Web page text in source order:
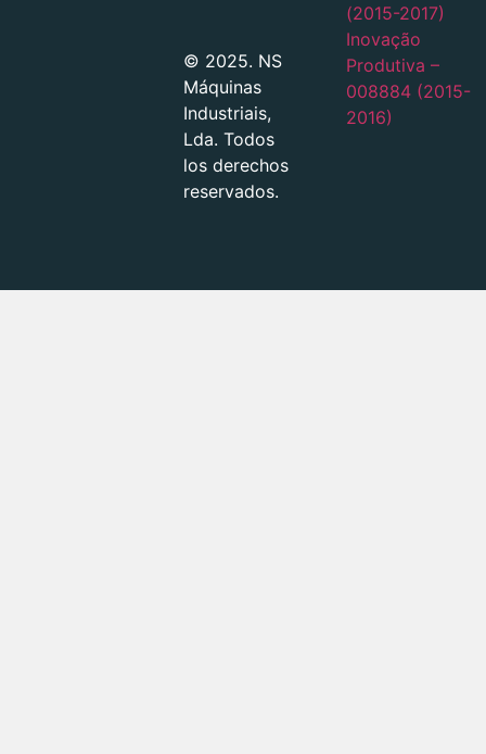
© 2025. NS
Máquinas
Industriais,
Lda. Todos
los derechos
reservados.
(2015-2017)
Inovação
Produtiva –
008884 (2015-
2016)